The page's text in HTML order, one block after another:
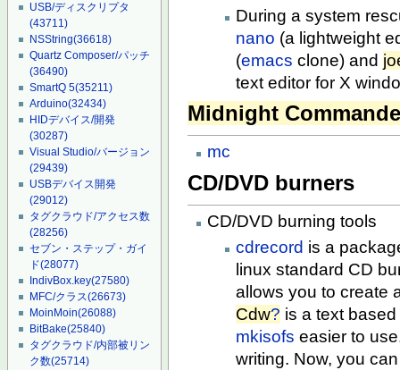
USB/ディスクリプタ
(43711)
NSString(36618)
Quartz Composer/パッチ
(36490)
SmartQ 5(35211)
Arduino(32434)
HIDデバイス/開発
(30287)
Visual Studio/バージョン
(29439)
USBデバイス開発
(29012)
タグクラウド/アクセス数
(28256)
セブン・ステップ・ガイ
ド(28077)
IndivBox.key(27580)
MFC/クラス(26673)
MoinMoin(26088)
BitBake(25840)
タグクラウド/内部被リン
ク数(25714)
During a system
nano (a lightweight
(emacs clone) and
text editor for X
Midnight
mc
CD/DVD burners
CD/DVD burning tools
cdrecord is a
linux standard CD
allows you to create
Cdw? is a text
mkisofs easier to
writing. Now, you